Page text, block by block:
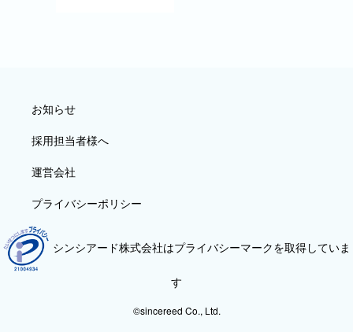
お知らせ
採用担当者様へ
運営会社
プライバシーポリシー
シンシアード株式会社はプライバシーマークを取得していま
す
©sincereed Co., Ltd.